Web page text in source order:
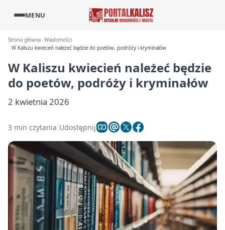
MENU
Strona główna Wiadomości
W Kaliszu kwiecień należeć będzie do poetów, podróży i kryminałów
W Kaliszu kwiecień należeć będzie
do poetów, podróży i kryminałów
2 kwietnia 2026
3 min czytania Udostępnij